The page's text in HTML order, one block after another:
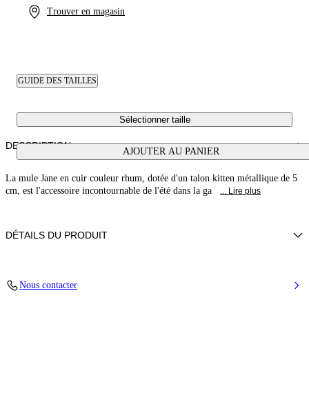
Trouver en magasin
GUIDE DES TAILLES
Sélectionner taille
AJOUTER AU PANIER
DESCRIPTION
La mule Jane en cuir couleur rhum, dotée d'un talon kitten métallique de 5
cm, est l'accessoire incontournable de l'été dans la ga
... Lire plus
DÉTAILS DU PRODUIT
Nous contacter